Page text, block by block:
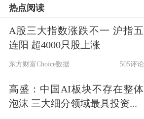
热点阅读
A股三大指数涨跌不一 沪指五
连阳 超4000只股上涨
东方财富Choice数据 505评论
高盛：中国AI板块不存在整体
泡沫 三大细分领域最具投资...